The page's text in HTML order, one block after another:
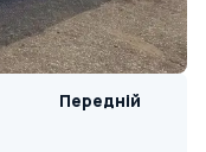
Передній